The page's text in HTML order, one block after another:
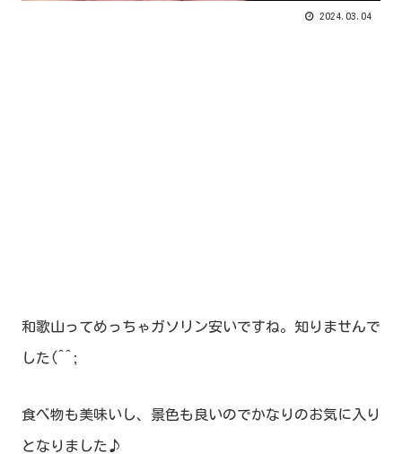
2024.03.04
和歌山ってめっちゃガソリン安いですね。知りませんで
した(^^;
食べ物も美味いし、景色も良いのでかなりのお気に入り
となりました♪